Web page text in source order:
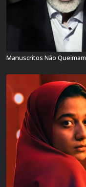
Manuscritos Não Queimam